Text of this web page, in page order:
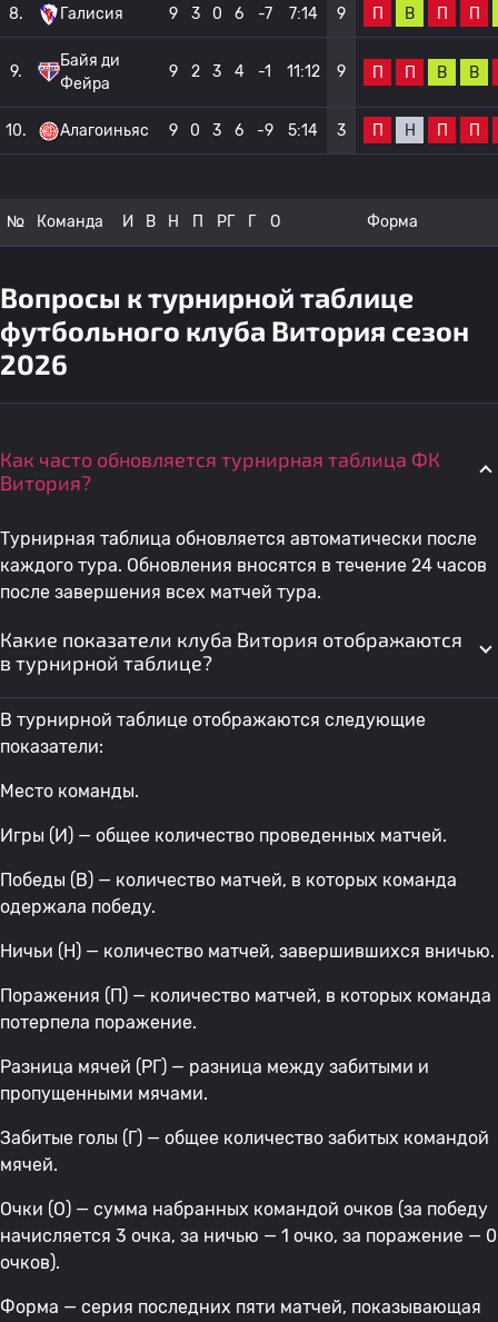
8. Галисия 9 3 0 6 -7 7:14 9 П В П П
9.
Байя ди
Фейра
9 2 3 4 -1 11:12 9 П П В В
10. Алагоиньяс 9 0 3 6 -9 5:14 3 П Н П П
№ Команда И В Н П РГ Г О Форма
Вопросы к турнирной таблице
футбольного клуба Витория сезон
2026
Как часто обновляется турнирная таблица ФК
Витория?
Турнирная таблица обновляется автоматически после
каждого тура. Обновления вносятся в течение 24 часов
после завершения всех матчей тура.
Какие показатели клуба Витория отображаются
в турнирной таблице?
В турнирной таблице отображаются следующие
показатели:
Место команды.
Игры (И) — общее количество проведенных матчей.
Победы (В) — количество матчей, в которых команда
одержала победу.
Ничьи (Н) — количество матчей, завершившихся вничью.
Поражения (П) — количество матчей, в которых команда
потерпела поражение.
Разница мячей (РГ) — разница между забитыми и
пропущенными мячами.
Забитые голы (Г) — общее количество забитых командой
мячей.
Очки (О) — сумма набранных командой очков (за победу
начисляется 3 очка, за ничью — 1 очко, за поражение — 0
очков).
Форма — серия последних пяти матчей, показывающая